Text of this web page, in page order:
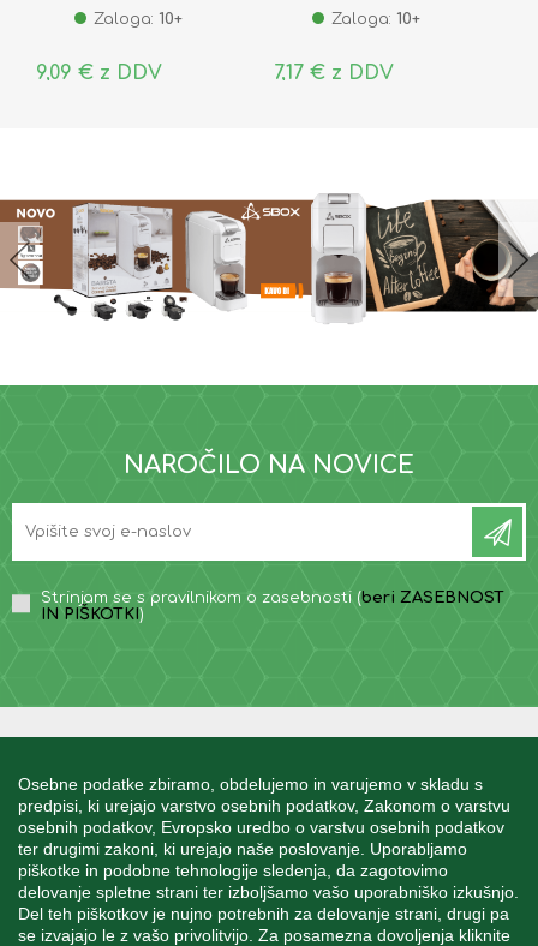
Osebne podatke zbiramo, obdelujemo in varujemo v skladu s
predpisi, ki urejajo varstvo osebnih podatkov, Zakonom o varstvu
osebnih podatkov, Evropsko uredbo o varstvu osebnih podatkov
ter drugimi zakoni, ki urejajo naše poslovanje. Uporabljamo
piškotke in podobne tehnologije sledenja, da zagotovimo
delovanje spletne strani ter izboljšamo vašo uporabniško izkušnjo.
Del teh piškotkov je nujno potrebnih za delovanje strani, drugi pa
se izvajajo le z vašo privolitvijo. Za posamezna dovoljenja kliknite
Zaloga: 10+
9,09 € z DDV
Zaloga: 10+
7,17 € z DDV
NAROČILO NA NOVICE
Strinjam se s pravilnikom o zasebnosti (beri ZASEBNOST
IN PIŠKOTKI )
MOJ RAČUN
STORITEV ZA STRANKE